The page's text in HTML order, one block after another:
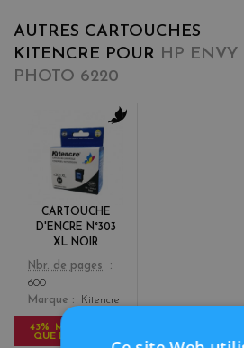
AUTRES CARTOUCHES
KITENCRE POUR HP ENVY
PHOTO 6220
CARTOUCHE
D'ENCRE N°303
XL NOIR
Color
k
Nbr. de pages
600
Marque
Kitencre
43% MOINS CHER
QUE L'ORIGINAL